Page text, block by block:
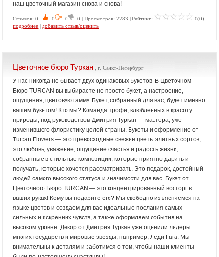
наш цветочный магазин снова и снова!
Отзывов: 0 −0 −0 −0 | Просмотров: 2283 | Рейтинг:
0(0)
подробнее | добавить отзыв/оценить
Цветочное бюро Туркан , г. Санкт-Петербург
У нас никогда не бывает двух одинаковых букетов. В Цветочном
Бюро TURCAN вы выбираете не просто букет, а настроение,
ощущения, цветовую гамму. Букет, собранный для вас, будет именно
вашим букетом! Кто мы? Команда профи, влюбленных в красоту
природы, под руководством Дмитрия Туркан — мастера, уже
изменившего флористику целой страны. Букеты и оформление от
Turcan Flowers — это превосходные свежие цветы элитных сортов,
это любовь, уважение, ощущение счастья и радость жизни,
собранные в стильные композиции, которые приятно дарить и
получать, которые хочется рассматривать. Это подарок, достойный
людей самого высокого статуса и значимости для вас. Букет от
Цветочного Бюро TURCAN — это концентрированный восторг в
ваших руках! Кому вы подарите его? Мы свободно изъясняемся на
языке цветов и создаем для вас идеальные послания самых
сильных и искренних чувств, а также оформляем события на
высоком уровне. Декор от Дмитрия Туркан уже оценили лидеры
многих государств и мировые звезды, например, Леди Гага. Мы
внимательны к деталям и заботимся о том, чтобы наши клиенты